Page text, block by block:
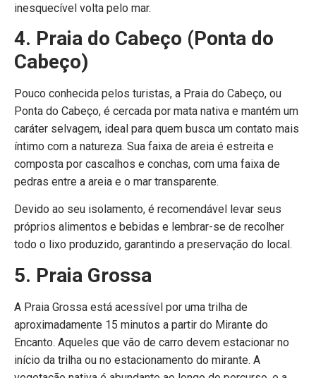
inesquecível volta pelo mar.
4. Praia do Cabeço (Ponta do
Cabeço)
Pouco conhecida pelos turistas, a Praia do Cabeço, ou
Ponta do Cabeço, é cercada por mata nativa e mantém um
caráter selvagem, ideal para quem busca um contato mais
íntimo com a natureza. Sua faixa de areia é estreita e
composta por cascalhos e conchas, com uma faixa de
pedras entre a areia e o mar transparente.
Devido ao seu isolamento, é recomendável levar seus
próprios alimentos e bebidas e lembrar-se de recolher
todo o lixo produzido, garantindo a preservação do local.
5. Praia Grossa
A Praia Grossa está acessível por uma trilha de
aproximadamente 15 minutos a partir do Mirante do
Encanto. Aqueles que vão de carro devem estacionar no
início da trilha ou no estacionamento do mirante. A